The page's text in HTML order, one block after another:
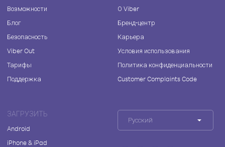
Возможности
Блог
Безопасность
Viber Out
Тарифы
Поддержка
О Viber
Бренд-центр
Карьера
Условия использования
Политика конфиденциальности
Customer Complaints Code
ЗАГРУЗИТЬ
Android
iPhone & iPad
Русский